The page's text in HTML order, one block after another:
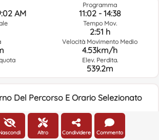
AM
Programma
11:02 - 14:38
Tempo Mov.
2:51 h
Velocità Movimento Medio
4.53km/h
Elev. Perdita.
539.2m
Del Percorso E Orario Selezionato
09:00
Altro Condividere Commento